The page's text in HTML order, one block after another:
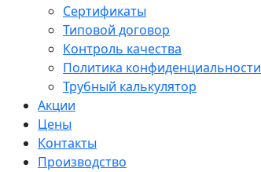
Сертификаты
Типовой договор
Контроль качества
Политика конфиденциальности
Трубный калькулятор
Акции
Цены
Контакты
Производство